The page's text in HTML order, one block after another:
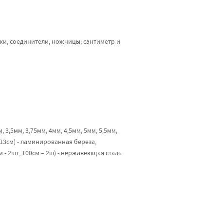
соединители, ножницы, сантиметр и
3,5мм, 3,75мм, 4мм, 4,5мм, 5мм, 5,5мм,
- ламинированная береза,
- 2шт, 100см – 2ш) - нержавеющая сталь